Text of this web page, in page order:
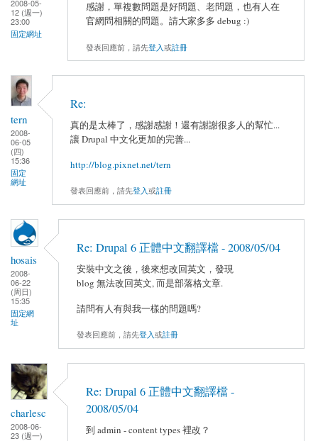
2008-05-
12 (週一)
23:00
固定網址
感謝，單複數問題是好問題、老問題，也有人在
官網問相關的問題。請大家多多 debug :)
發表回應前，請先登入或註冊
tern
2008-
06-05
(四)
15:36
固定
網址
Re:
真的是太棒了，感謝感謝！還有謝謝很多人的幫忙...
讓 Drupal 中文化更加的完善...
http://blog.pixnet.net/tern
發表回應前，請先登入或註冊
hosais
2008-
06-22
(周日)
15:35
固定網
址
Re: Drupal 6 正體中文翻譯檔 - 2008/05/04
安裝中文之後，後來想改回英文，發現
blog 無法改回英文, 而是部落格文章.
請問有人有與我一樣的問題嗎?
發表回應前，請先登入或註冊
charlesc
2008-06-
23 (週一)
Re: Drupal 6 正體中文翻譯檔 -
2008/05/04
到 admin - content types 裡改？